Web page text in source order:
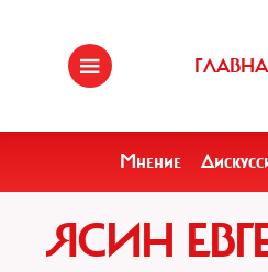
Мнение
ЯСИН